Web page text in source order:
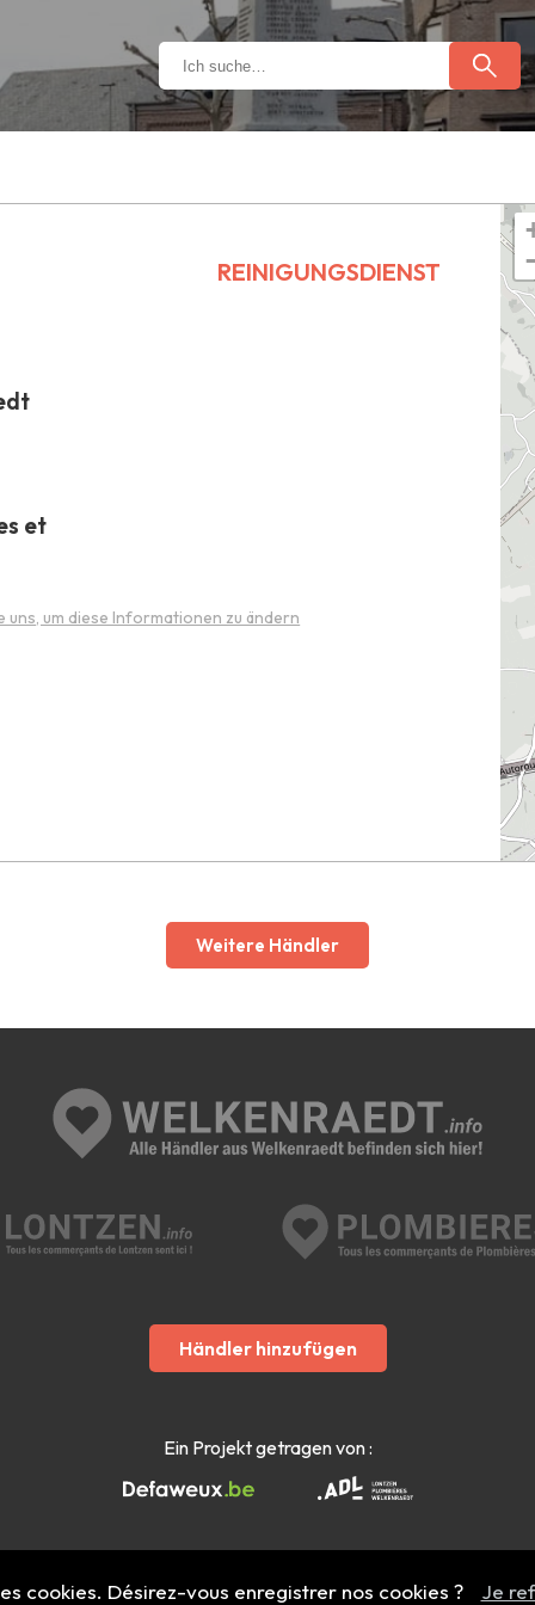
et
REINIGUNGSDIENST
uns, um diese Informationen zu ändern
Weitere Händler
Händler hinzufügen
Ein Projekt getragen von :
Mentions légales- Copyright 2022 - 2026 welkenraedt.info
cookies. Désirez-vous enregistrer nos cookies ? Je